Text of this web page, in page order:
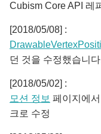
Cubism Core API 레
[2018/05/08] :
던 것을 수정했습니
[2018/05/02] :
모션 정보 페이지에
크로 수정